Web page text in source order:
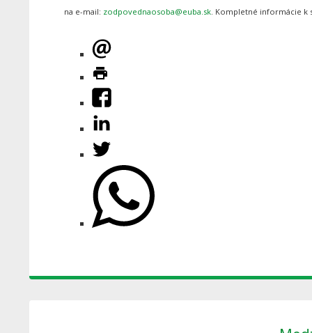
na e-mail:
. Kompletné informácie k